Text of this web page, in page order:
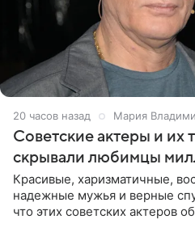
20 часов назад Мария
Советские актеры и их
скрывали любимцы
Красивые, харизматичные,
надежные мужья и верные
что этих советских актеров